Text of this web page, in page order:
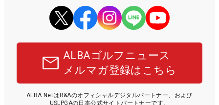
ALBAゴルフニュース
メルマガ登録はこちら
ALBA NetはR&Aのオフィシャルデジタルパートナー、および
USLPGAの日本公式サイトパートナーです。